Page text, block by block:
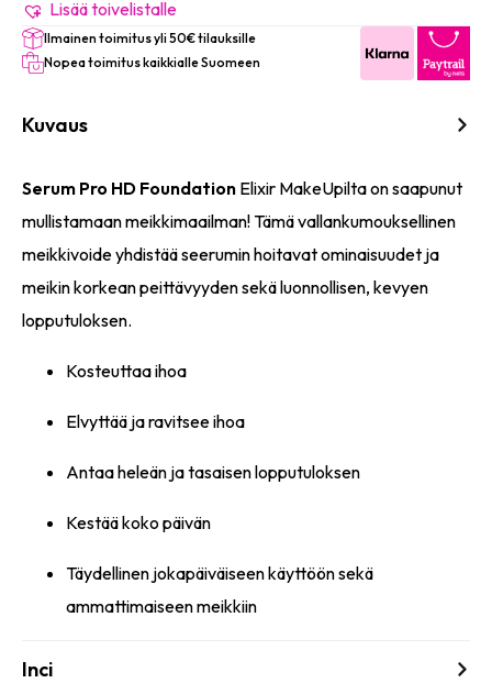
#1365
määrä
Lisää toivelistalle
Ilmainen toimitus yli 50€ tilauksille
Nopea toimitus kaikkialle Suomeen
Kuvaus
Serum Pro HD Foundation Elixir MakeUpilta on saapunut
mullistamaan meikkimaailman! Tämä vallankumouksellinen
meikkivoide yhdistää seerumin hoitavat ominaisuudet ja
meikin korkean peittävyyden sekä luonnollisen, kevyen
lopputuloksen.
Kosteuttaa ihoa
Elvyttää ja ravitsee ihoa
Antaa heleän ja tasaisen lopputuloksen
Kestää koko päivän
Täydellinen jokapäiväiseen käyttöön sekä
ammattimaiseen meikkiin
Inci